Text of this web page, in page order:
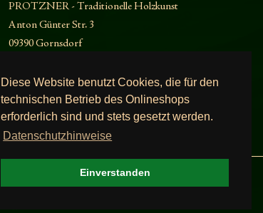
Diese Website benutzt Cookies, die für den
technischen Betrieb des Onlineshops
erforderlich sind und stets gesetzt werden.
Datenschutzhinweise
Einverstanden
PROTZNER - Traditionelle Holzkunst
Anton Günter Str. 3
09390 Gornsdorf
Email:info@holzkunst-protzner.de